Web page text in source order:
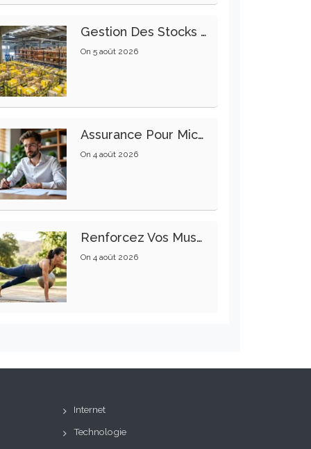
Gestion Des Stocks : Meilleures Pratiques Intralogistiques
On 5 août 2026
Assurance Pour Micro-Entrepreneur : Les Garanties Essentielles À Connaître
On 4 août 2026
Renforcez Vos Muscles Profonds Pour Apaiser Votre Mal De Dos
On 4 août 2026
Internet
Technologie